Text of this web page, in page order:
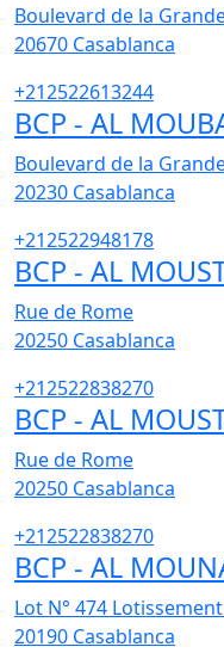
Boulevard de la
20670 Casablanca
+212522613244
BCP - AL
Boulevard de la
20230 Casablanca
+212522948178
BCP - AL
Rue de Rome
20250 Casablanca
+212522838270
BCP - AL
Rue de Rome
20250 Casablanca
+212522838270
BCP - AL
Lot N° 474
20190 Casablanca